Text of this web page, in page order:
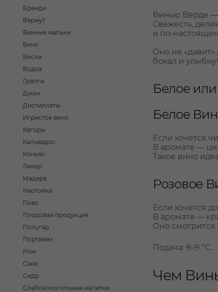
Винью Верде —
Свежесть,
и по-
Оно не «давит»
бокал и
Белое
Белое
Если хочется
В аромате —
Такое вино
Розовое
Если хочется
В аромате —
Оно смотрится
Подача: 8–9 °C.
Чем
Бренди
Вермут
Винные мальки
Вино
Виски
Водка
Граппа
Джин
Дистилляты
Игристое вино
Кагоры
Кальвадос
Коньяк
Ликер
Мадера
Настойка
Пиво
Плодовая продукция
Полугар
Портвейн
Ром
Саке
Сидр
Слабоалкогольные напитки